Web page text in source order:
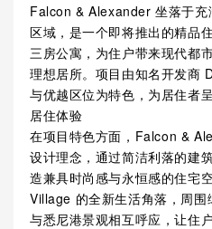
Falcon & Alexander 坐落于
区域，是一个即将推出的精品
三房公寓，为住户带来现代都
理想居所。项目由知名开发商
与优越区位为特色，为居住者
居住体验
在项目特色方面，Falcon &
设计理念，通过简洁利落的建
造兼具时尚感与永恒感的住宅
Village 的全新生活角落，周围
与悉尼港景观相互呼应，让住